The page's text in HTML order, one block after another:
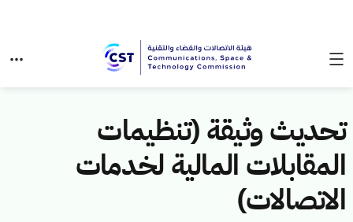
تحديث وثيقة (تنظيمات
المقابلات المالية لخدمات
الاتصالات)